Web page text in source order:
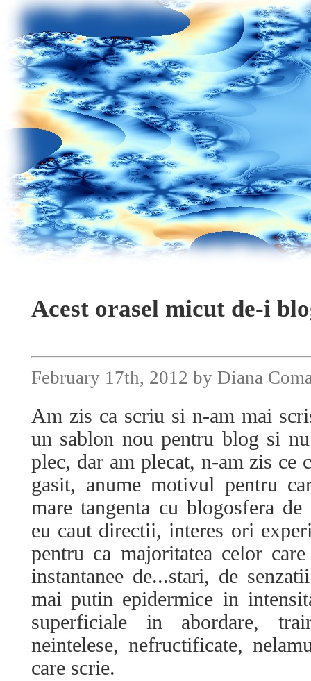
Acest orasel micut de-i
February 17th, 2012 by Diana
Am zis ca scriu si n-am mai
un sablon nou pentru blog si
plec, dar am plecat, n-am zis ce
gasit, anume motivul pentru
mare tangenta cu blogosfera
eu caut directii, interes ori
pentru ca majoritatea celor
instantanee de...stari, de
mai putin epidermice in
superficiale in abordare,
neintelese, nefructificate,
care scrie.